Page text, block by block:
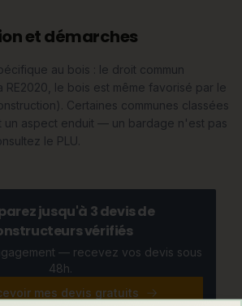
et démarches
au bois : le droit commun
RE2020, le bois est même favorisé par le
Certaines communes classées
un aspect enduit — un bardage n'est pas
le PLU.
jusqu'à 3 devis de
vérifiés
— recevez vos devis sous
48h.
mes devis gratuits